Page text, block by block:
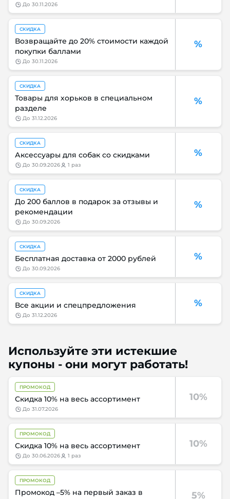
до 30.11.2026
%
СКИДКА
Возвращайте до 20% стоимости каждой
покупки баллами
до 30.11.2026
%
СКИДКА
Товары для хорьков в специальном
разделе
до 31.12.2026
%
СКИДКА
Аксессуары для собак со скидками
до 30.09.2026 1 раз
%
СКИДКА
До 200 баллов в подарок за отзывы и
рекомендации
до 30.09.2026
%
СКИДКА
Бесплатная доставка от 2000 рублей
до 30.09.2026
%
СКИДКА
Все акции и спецпредложения
до 31.12.2026
Используйте эти истекшие
купоны - они могут работать!
10%
ПРОМОКОД
Скидка 10% на весь ассортимент
до 31.07.2026
10%
ПРОМОКОД
Скидка 10% на весь ассортимент
до 30.06.2026 1 раз
5%
ПРОМОКОД
Промокод –5% на первый заказ в